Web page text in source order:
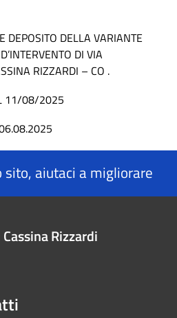
DEPOSITO DELLA VARIANTE
DI VIA
RIZZARDI – CO .
11/08/2025
sito, aiutaci a migliorare
Rizzardi